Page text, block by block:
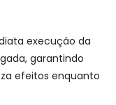
execução da
garantindo
efeitos enquanto